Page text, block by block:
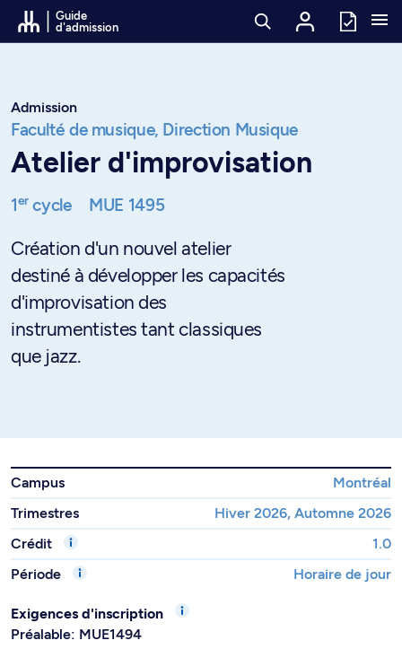
Passer au contenu
Guide
d'admission
Admission
Faculté de musique, Direction Musique
Atelier d'improvisation
1ercycle MUE 1495
Création d'un nouvel atelier
destiné à développer les capacités
d'improvisation des
instrumentistes tant classiques
que jazz.
Campus
Montréal
Trimestres
Hiver 2026, Automne 2026
Crédit
1.0
Période
Horaire de jour
Exigences d'inscription
Préalable: MUE1494